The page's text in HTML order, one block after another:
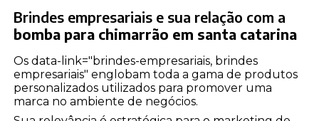
Brindes empresariais e sua relação com a
bomba para chimarrão em santa catarina
Os data-link="brindes-empresariais, brindes
empresariais" englobam toda a gama de produtos
personalizados utilizados para promover uma
marca no ambiente de negócios.